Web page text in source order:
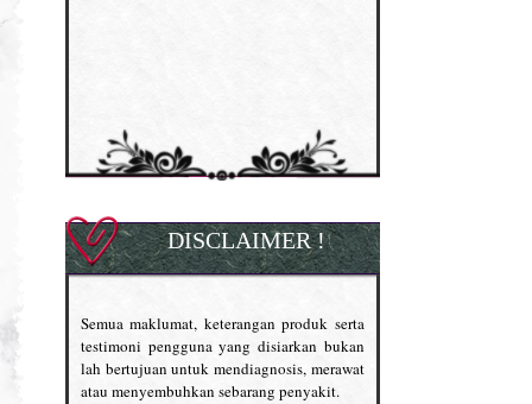
DISCLAIMER !
Semua maklumat, keterangan produk serta
testimoni pengguna yang disiarkan bukan
lah bertujuan untuk mendiagnosis, merawat
atau menyembuhkan sebarang penyakit.